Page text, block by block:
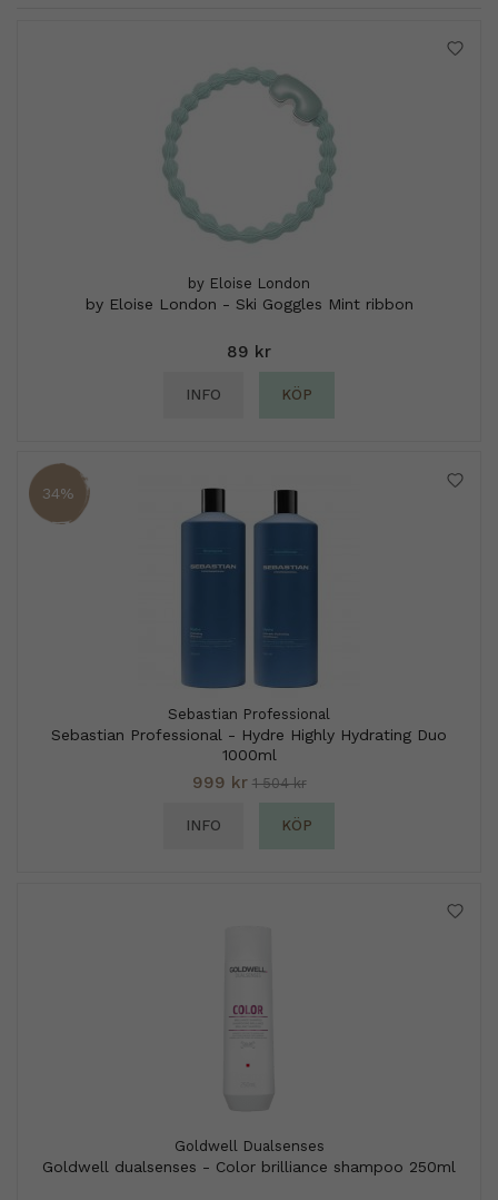
by Eloise London
by Eloise London - Ski Goggles Mint ribbon
89 kr
INFO KÖP
34%
Sebastian Professional
Sebastian Professional - Hydre Highly Hydrating Duo
1000ml
999 kr 1 504 kr
INFO KÖP
Goldwell Dualsenses
Goldwell dualsenses - Color brilliance shampoo 250ml